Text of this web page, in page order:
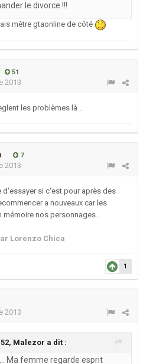
le divorce !!!
mètre gtaonline de côté
51
2013
les problèmes là ..
7
2013
d'essayer si c'est pour après des
a nouveaux car les
mémoire nos personnages..
Lorenzo Chica
1
2013
Malezor a dit :
Ma femme regarde esprit